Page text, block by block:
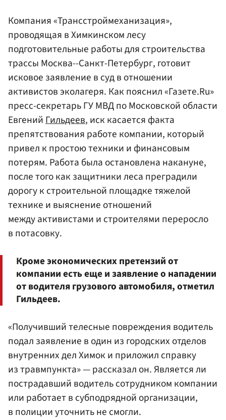
Компания «Трансстроймеханизация»,
проводящая в Химкинском лесу
подготовительные работы для строительства
трассы Москва--Санкт-Петербург, готовит
исковое заявление в суд в отношении
активистов эколагеря. Как пояснил «Газете.Ru»
пресс-секретарь ГУ МВД по Московской области
ЕвгенийГильдеев, иск касается факта
препятствования работе компании, который
привел к простою техники и финансовым
потерям. Работа была остановлена накануне,
после того как защитники леса преградили
дорогу к строительной площадке тяжелой
технике и выяснение отношений
между активистами и строителями переросло
в потасовку.
Кроме экономических претензий от
компании есть еще и заявление о нападении
от водителя грузового автомобиля, отметил
Гильдеев.
«Получивший телесные повреждения водитель
подал заявление в один из городских отделов
внутренних дел Химок и приложил справку
из травмпункта» — рассказал он. Является ли
пострадавший водитель сотрудником компании
или работает в субподрядной организации,
в полиции уточнить не смогли.